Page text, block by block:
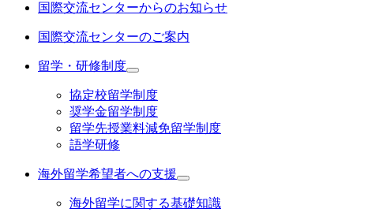
国際交流センターからのお知らせ
国際交流センターのご案内
留学・研修制度
協定校留学制度
奨学金留学制度
留学先授業料減免留学制度
語学研修
海外留学希望者への支援
海外留学に関する基礎知識